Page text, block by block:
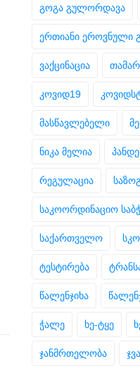
გოგა გულორდავა
ერთიანი ეროვნული
ვაქცინაცია
კოვიდ19
მასწავლებელი
ნიკა მელია
რეგულაცია
საკოორდინაციო
საქართველო
ტესტირება
წალენჯიხა
ჭალე ხე-ტყე
ჯანმრთელობა